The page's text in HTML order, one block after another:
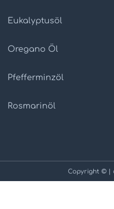
Eukalyptusöl
Oregano Öl
Pfefferminzöl
Rosmarinöl
Copyright © |